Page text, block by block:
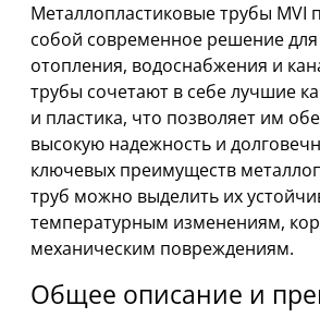
Металлопластиковые трубы MVI
собой современное решение для
отопления, водоснабжения и
трубы сочетают в себе лучшие
и пластика, что позволяет им
высокую надежность и
ключевых преимуществ
труб можно выделить их
температурным изменениям,
механическим повреждениям.
Общее описание и